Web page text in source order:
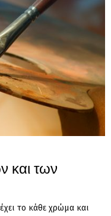
και των
το κάθε χρώμα και